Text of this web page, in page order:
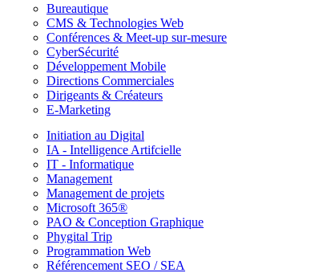
Bureautique
CMS & Technologies Web
Conférences & Meet-up sur-mesure
CyberSécurité
Développement Mobile
Directions Commerciales
Dirigeants & Créateurs
E-Marketing
Initiation au Digital
IA - Intelligence Artifcielle
IT - Informatique
Management
Management de projets
Microsoft 365®
PAO & Conception Graphique
Phygital Trip
Programmation Web
Référencement SEO / SEA